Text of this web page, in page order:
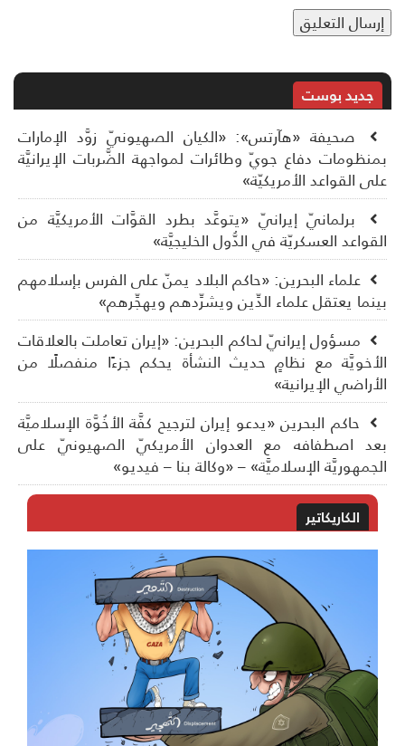
جديد بوست
صحيفة «هآرتس»: «الكيان الصهيونيّ زوَّد الإمارات
دفاع جويّ وطائرات لمواجهة الضَّربات الإيرانيَّة
القواعد الأمريكيّة»
برلمانيّ إيرانيّ «يتوعَّد بطرد القوَّات الأمريكيَّة من
العسكريّة في الدُّول الخليجيَّة»
علماء البحرين: «حاكم البلاد يمنّ على الفرس بإسلامهم
يعتقل علماء الدِّين ويشرِّدهم ويهجِّرهم»
مسؤول إيرانيّ لحاكم البحرين: «إيران تعاملت بالعلاقات
مع نظامٍ حديث النشأة يحكم جزءًا منفصلًا من
الإيرانية»
حاكم البحرين «يدعو إيران لترجيح كفَّة الأخُوَّة الإسلاميَّة
اصطفافه مع العدوان الأمريكيّ الصهيونيّ على
الإسلاميَّة» – «وكالة بنا – فيديو»
الكاريكاتير